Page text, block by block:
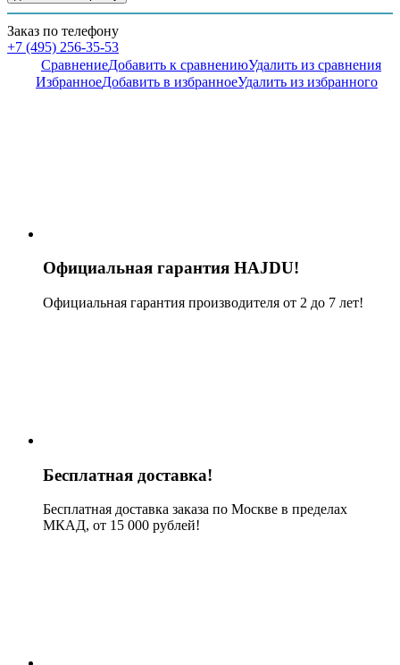
Заказ по телефону
+7 (495) 256-35-53
СравнениеДобавить к сравнениюУдалить из сравнения
ИзбранноеДобавить в избранноеУдалить из избранного
Официальная гарантия HAJDU!
Официальная гарантия производителя от 2 до 7 лет!
Бесплатная доставка!
Бесплатная доставка заказа по Москве в пределах
МКАД, от 15 000 рублей!